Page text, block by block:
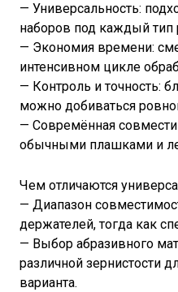
— Универсальность:
наборов под каждый тип
— Экономия времени:
интенсивном цикле
— Контроль и точность:
можно добиваться
— Совремённая
обычными плашками и
Чем отличаются
— Диапазон
держателей, тогда как
— Выбор абразивного
различной зернистости
варианта.